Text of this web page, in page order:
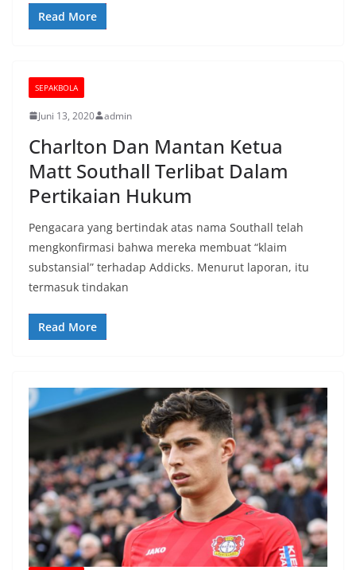
Read More
SEPAKBOLA
Juni 13, 2020 admin
Charlton Dan Mantan Ketua
Matt Southall Terlibat Dalam
Pertikaian Hukum
Pengacara yang bertindak atas nama Southall telah
mengkonfirmasi bahwa mereka membuat “klaim
substansial” terhadap Addicks. Menurut laporan, itu
termasuk tindakan
Read More